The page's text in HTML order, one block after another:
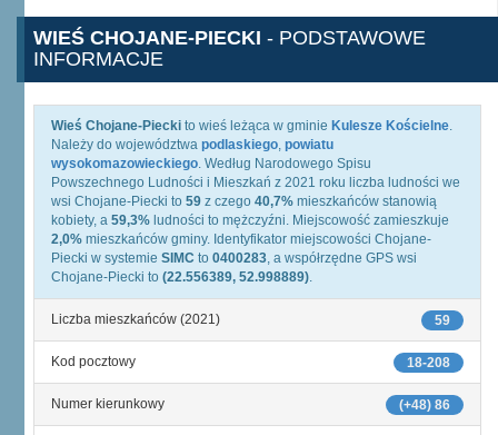
WIEŚ CHOJANE-PIECKI - PODSTAWOWE
INFORMACJE
Wieś Chojane-Piecki to wieś leżąca w gminie Kulesze Kościelne.
Należy do województwa podlaskiego, powiatu
wysokomazowieckiego. Według Narodowego Spisu
Powszechnego Ludności i Mieszkań z 2021 roku liczba ludności we
wsi Chojane-Piecki to 59 z czego 40,7% mieszkańców stanowią
kobiety, a 59,3% ludności to mężczyźni. Miejscowość zamieszkuje
2,0% mieszkańców gminy. Identyfikator miejscowości Chojane-
Piecki w systemie SIMC to 0400283, a współrzędne GPS wsi
Chojane-Piecki to (22.556389, 52.998889).
59
Liczba mieszkańców (2021)
18-208
Kod pocztowy
(+48) 86
Numer kierunkowy